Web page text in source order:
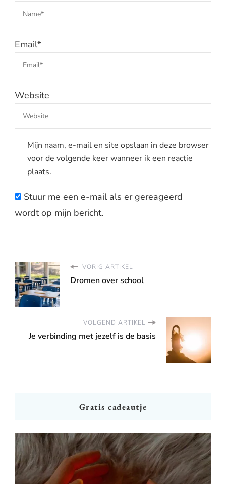
Email*
Website
Mijn naam, e-mail en site opslaan in deze browser
voor de volgende keer wanneer ik een reactie
plaats.
Stuur me een e-mail als er gereageerd
wordt op mijn bericht.
VORIG ARTIKEL
Dromen over school
VOLGEND ARTIKEL
Je verbinding met jezelf is de basis
Gratis cadeautje